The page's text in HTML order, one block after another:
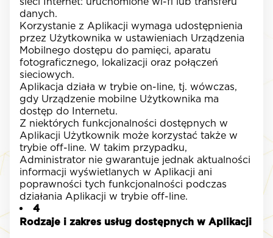
danych.
Korzystanie z Aplikacji wymaga udostępnienia
przez Użytkownika w ustawieniach Urządzenia
Mobilnego dostępu do pamięci, aparatu
fotograficznego, lokalizacji oraz połączeń
sieciowych.
Aplikacja działa w trybie on-line, tj. wówczas,
gdy Urządzenie mobilne Użytkownika ma
dostęp do Internetu.
Z niektórych funkcjonalności dostępnych w
Aplikacji Użytkownik może korzystać także w
trybie off-line. W takim przypadku,
Administrator nie gwarantuje jednak aktualności
informacji wyświetlanych w Aplikacji ani
poprawności tych funkcjonalności podczas
działania Aplikacji w trybie off-line.
4
Rodzaje i zakres usług dostępnych w Aplikacji